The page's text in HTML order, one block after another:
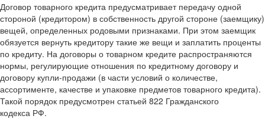
Договор товарного кредита предусматривает передачу одной
стороной (кредитором) в собственность другой стороне (заемщику)
вещей, определенных родовыми признаками. При этом заемщик
обязуется вернуть кредитору такие же вещи и заплатить проценты
по кредиту. На договоры о товарном кредите распространяются
нормы, регулирующие отношения по кредитному договору и
договору купли-продажи (в части условий о количестве,
ассортименте, качестве и упаковке предметов товарного кредита).
Такой порядок предусмотрен статьей 822 Гражданского
кодекса РФ.